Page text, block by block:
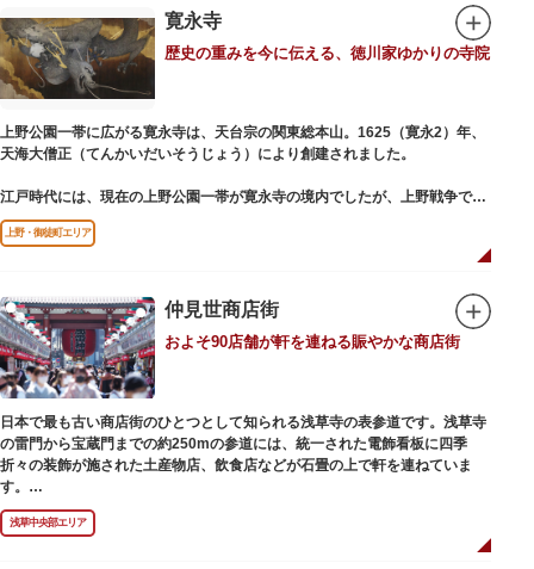
寛永寺
歴史の重みを今に伝える、徳川家ゆかりの寺院
上野公園一帯に広がる寛永寺は、天台宗の関東総本山。1625（寛永2）年、
天海大僧正（てんかいだいそうじょう）により創建されました。
江戸時代には、現在の上野公園一帯が寛永寺の境内でしたが、上野戦争でそ
の多くを焼失。現在は根本中堂をはじめ開山堂（両大師）、不忍池辯天堂、
上野大仏（パゴダ）、輪王殿などの建造物が上野公園とその周辺に点在して
います。戦火を免れた輪王寺門跡御本坊表門、徳川将軍霊廟勅額門など重要
清水観音堂の舞台前に復元された「月の松」は、浮世絵師歌川広重の「名所
江戸百景」にも描かれていることで有名。丸い形の松から不忍池辯天堂を見
下ろす風流な景観は、絶好のフォトスポットとなっています。
東叡山（とうえいざん）という山号は、東の「比叡山延暦寺」を意味してお
り、比叡山や京都の有名寺院になぞらえて上野の山に数多くの堂舎が建立さ
れました。本尊は薬師瑠璃光如来（やくしるりこうにょらい）で、伝教大師
最澄が自ら彫ったと伝えられる秘仏です。徳川歴代将軍の祈祷寺と菩提寺を
兼ね、御霊廟には6名の将軍が埋葬されています。
上野・御徒町エリア
仲見世商店街
およそ90店舗が軒を連ねる賑やかな商店街
日本で最も古い商店街のひとつとして知られる浅草寺の表参道です。浅草寺
の雷門から宝蔵門までの約250mの参道には、統一された電飾看板に四季
折々の装飾が施された土産物店、飲食店などが石畳の上で軒を連ねていま
す。
人形焼や手焼きせんべいをはじめ、団子や揚げまんじゅう、雷おこしなどの
銘菓、和傘や扇子など伝統工芸品も並び、歩いているだけで浅草らしさを感
じる場所です。江戸文化を感じる粋な商品の数々は、海外からの観光客にも
浅草中央部エリア